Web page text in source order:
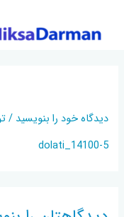
دیدگاه‌ خود را بنویسید /
5-dolati_14100